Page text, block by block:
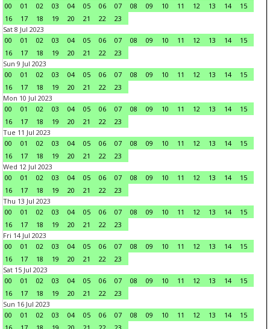
00
01 02 03 04 05 06 07 08 09 10 11 12 13 14
15
16
17 18 19 20 21 22
23
Sat 8 Jul 2023
00
01 02 03 04 05 06 07 08 09 10 11 12 13 14
15
16
17 18 19 20 21 22
23
Sun 9 Jul 2023
00
01 02 03 04 05 06 07 08 09 10 11 12 13 14
15
16
17 18 19 20 21 22
23
Mon 10 Jul 2023
00
01 02 03 04 05 06 07 08 09 10 11 12 13 14
15
16
17 18 19 20 21 22
23
Tue 11 Jul 2023
00
01 02 03 04 05 06 07 08 09 10 11 12 13 14
15
16
17 18 19 20 21 22
23
Wed 12 Jul 2023
00
01 02 03 04 05 06 07 08 09 10 11 12 13 14
15
16
17 18 19 20 21 22
23
Thu 13 Jul 2023
00
01 02 03 04 05 06 07 08 09 10 11 12 13 14
15
16
17 18 19 20 21 22
23
Fri 14 Jul 2023
00
01 02 03 04 05 06 07 08 09 10 11 12 13 14
15
16
17 18 19 20 21 22
23
Sat 15 Jul 2023
00
01 02 03 04 05 06 07 08 09 10 11 12 13 14
15
16
17 18 19 20 21 22
23
Sun 16 Jul 2023
00
01 02 03 04 05 06 07 08 09 10 11 12 13 14
15